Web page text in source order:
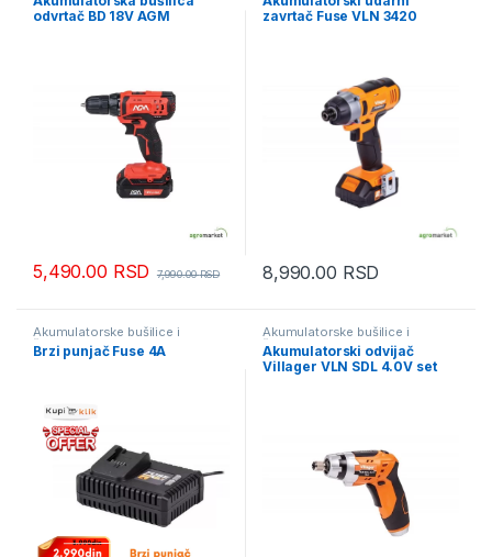
odvrtač BD 18V AGM
5,490.00 RSD 7,990.00RSD
zavrtač Fuse VLN 3420
8,990.00 RSD
Akumulatorske bušilice i
šrafilice
Brzi punjač Fuse 4A
Akumulatorske bušilice i
šrafilice
Akumulatorski odvijač
Villager VLN SDL 4.0V set